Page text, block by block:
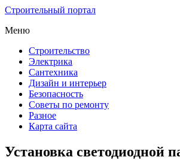
Строительный портал
Меню
Строительство
Электрика
Сантехника
Дизайн и интерьер
Безопасность
Советы по ремонту
Разное
Карта сайта
Установка светодиодной